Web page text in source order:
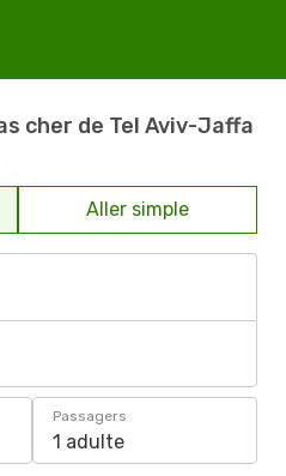
cher de Tel Aviv-Jaffa
Aller simple
Passagers
1 adulte